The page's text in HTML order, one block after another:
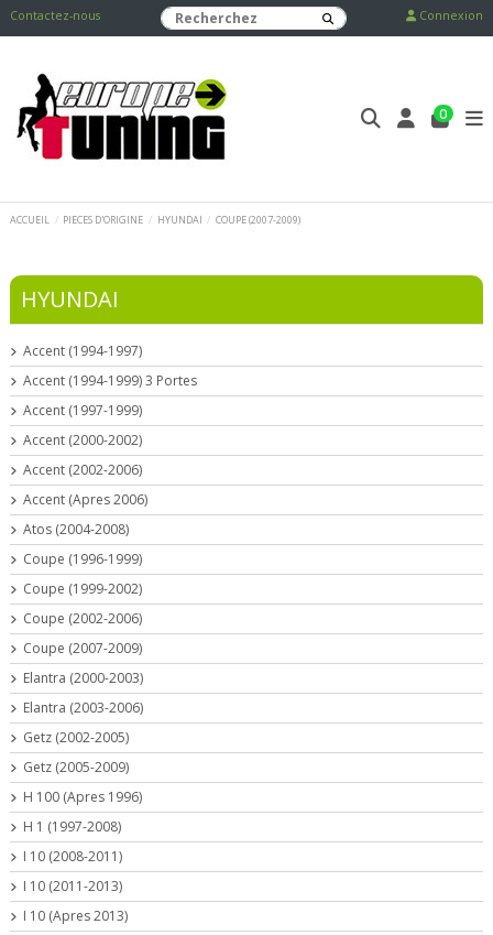
Contactez-nous Connexion
0
ACCUEIL PIECES D'ORIGINE HYUNDAI COUPE (2007-2009)
HYUNDAI
Accent (1994-1997)
Accent (1994-1999) 3 Portes
Accent (1997-1999)
Accent (2000-2002)
Accent (2002-2006)
Accent (Apres 2006)
Atos (2004-2008)
Coupe (1996-1999)
Coupe (1999-2002)
Coupe (2002-2006)
Coupe (2007-2009)
Elantra (2000-2003)
Elantra (2003-2006)
Getz (2002-2005)
Getz (2005-2009)
H 100 (Apres 1996)
H 1 (1997-2008)
I 10 (2008-2011)
I 10 (2011-2013)
I 10 (Apres 2013)